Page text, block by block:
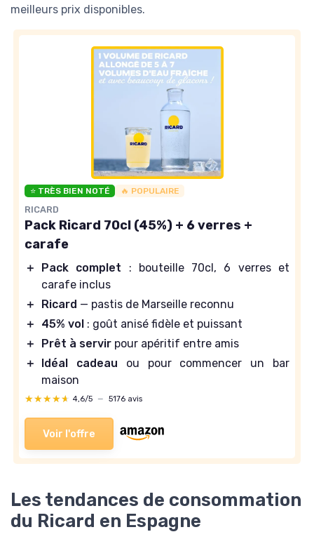
meilleurs prix disponibles.
⭐ TRÈS BIEN NOTÉ 🔥 POPULAIRE
RICARD
Pack Ricard 70cl (45%) + 6 verres +
carafe
＋ Pack complet : bouteille 70cl, 6 verres et
carafe inclus
＋
Ricard — pastis de Marseille reconnu
＋
45% vol : goût anisé fidèle et puissant
＋
Prêt à servir pour apéritif entre amis
＋
Idéal cadeau ou pour commencer un bar
maison
★★★★★
★★★★★ 4,6/5 — 5176 avis
Voir l'offre
Les tendances de consommation
du Ricard en Espagne